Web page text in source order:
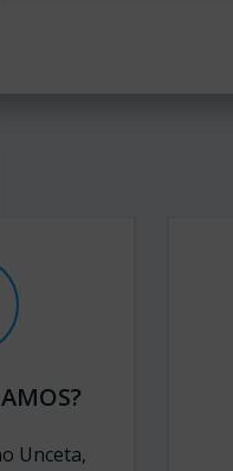
Unceta,